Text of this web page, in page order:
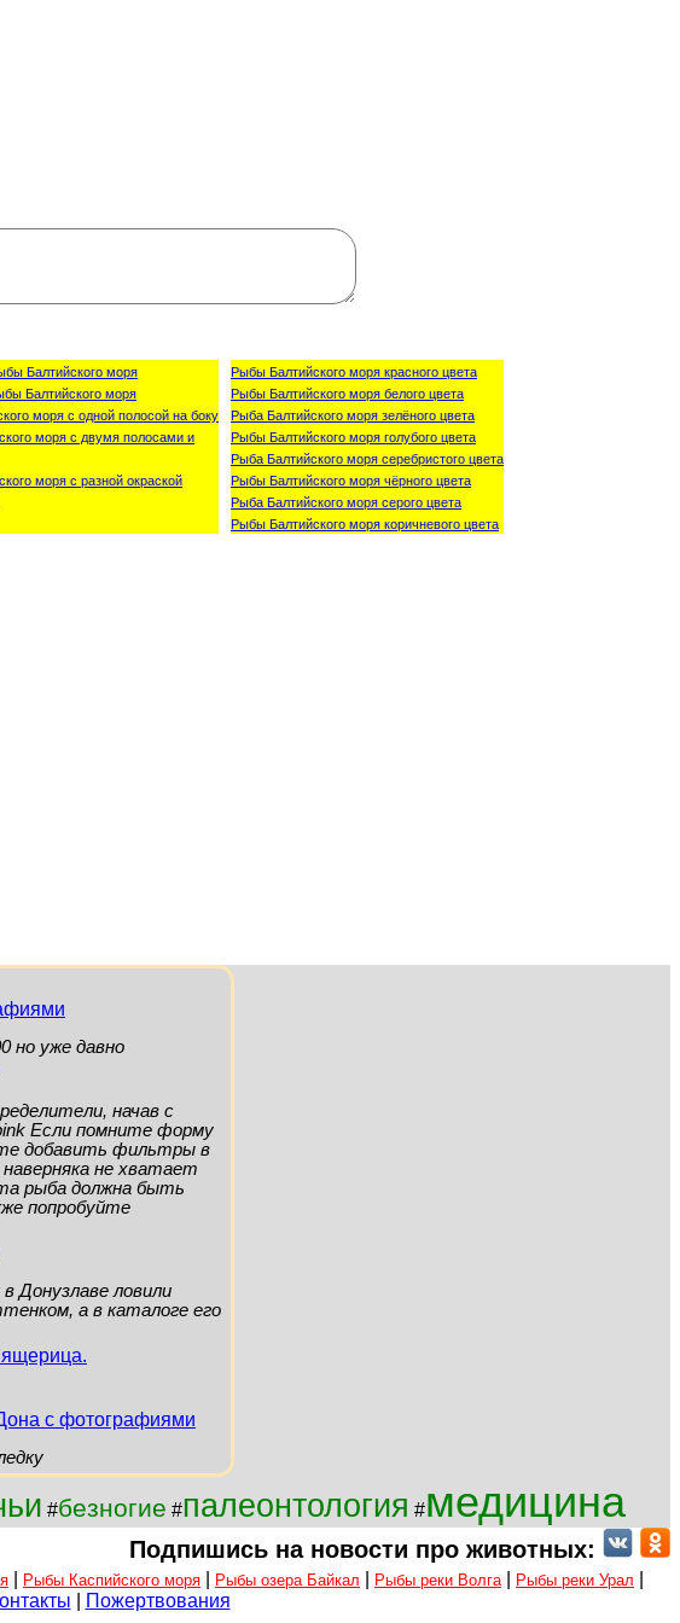
Балтийского моря
Балтийского моря
моря с одной полосой на боку
моря с двумя полосами и
моря с разной окраской
Рыбы Балтийского моря красного цвета
Рыбы Балтийского моря белого цвета
Рыба Балтийского моря зелёного цвета
Рыбы Балтийского моря голубого цвета
Рыба Балтийского моря серебристого цвета
Рыбы Балтийского моря чёрного цвета
Рыба Балтийского моря серого цвета
Рыбы Балтийского моря коричневого цвета
но уже давно
начав с
Если помните форму
добавить фильтры в
не хватает
рыба должна быть
попробуйте
Донузлаве ловили
а в каталоге его
с фотографиями
#безногие #палеонтология #медицина
Подпишись на новости про животных:
Рыбы Каспийского моря Рыбы озера Байкал Рыбы реки Волга Рыбы реки Урал
Пожертвования